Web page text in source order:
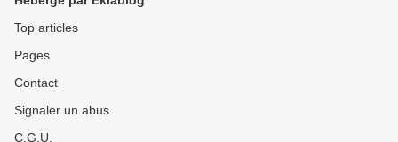
Top articles
Pages
Contact
Signaler un abus
C.G.U.